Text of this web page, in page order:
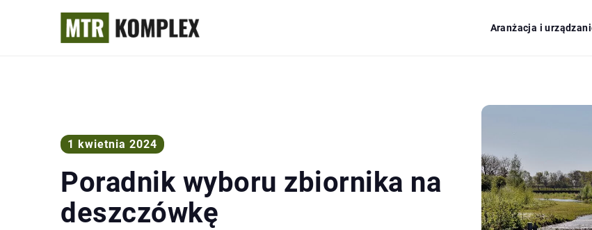
Aranżacja i
1 kwietnia 2024
Poradnik wyboru zbiornika na
deszczówkę